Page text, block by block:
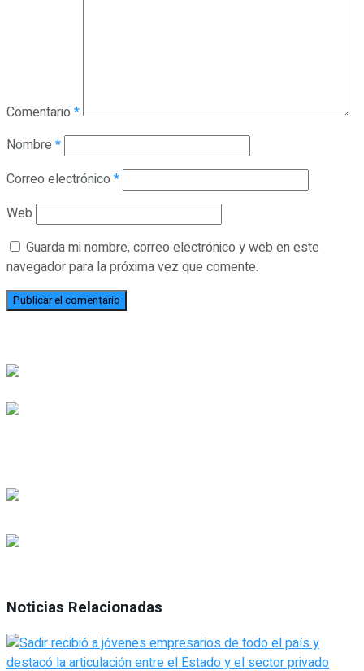
Comentario *
Nombre *
Correo electrónico *
Web
Guarda mi nombre, correo electrónico y web en este
navegador para la próxima vez que comente.
Noticias Relacionadas